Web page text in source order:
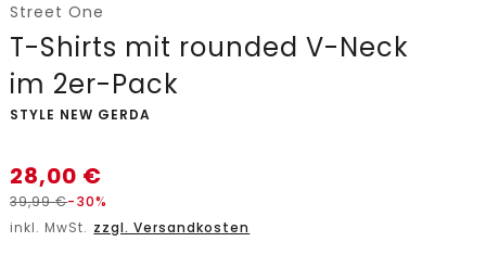
Street One
T-Shirts mit rounded V-Neck
im 2er-Pack
-
STYLE NEW GERDA
28,00 €
39,99€-30%
inkl. MwSt. zzgl. Versandkosten